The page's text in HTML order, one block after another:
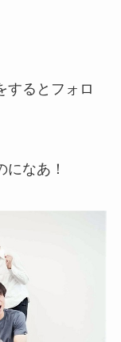
するとフォロ
なあ！